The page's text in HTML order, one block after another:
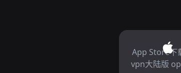
App Store下
vpn大陆版